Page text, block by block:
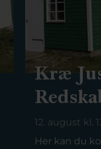
Kræ
12. august kl.
Her kan du